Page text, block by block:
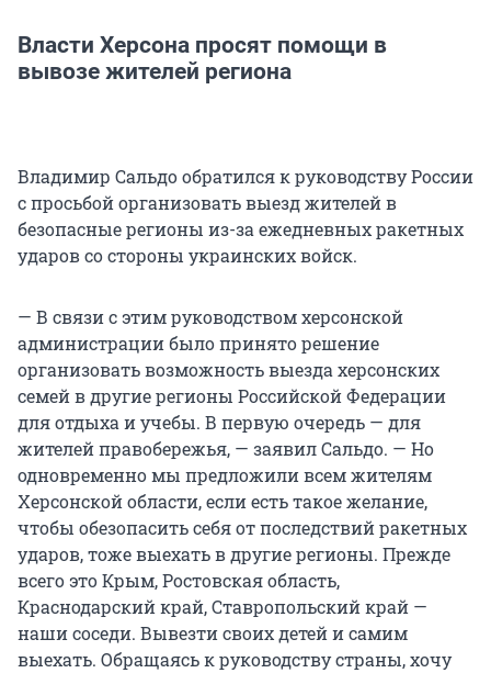
Власти Херсона просят помощи в
вывозе жителей региона
Владимир Сальдо обратился к руководству России
с просьбой организовать выезд жителей в
безопасные регионы из-за ежедневных ракетных
ударов со стороны украинских войск.
— В связи с этим руководством херсонской
администрации было принято решение
организовать возможность выезда херсонских
семей в другие регионы Российской Федерации
для отдыха и учебы. В первую очередь — для
жителей правобережья, — заявил Сальдо. — Но
одновременно мы предложили всем жителям
Херсонской области, если есть такое желание,
чтобы обезопасить себя от последствий ракетных
ударов, тоже выехать в другие регионы. Прежде
всего это Крым, Ростовская область,
Краснодарский край, Ставропольский край —
наши соседи. Вывезти своих детей и самим
выехать. Обращаясь к руководству страны, хочу